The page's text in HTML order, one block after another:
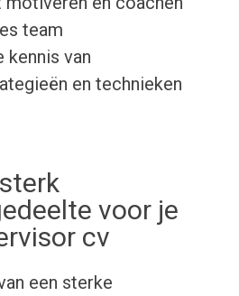
team
kennis van
en technieken
voor je
cv
een sterke